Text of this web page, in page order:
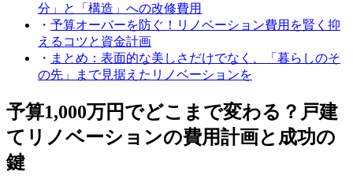
分」と「構造」への改修費用
・ 予算オーバーを防ぐ！リノベーション費用を賢く抑
えるコツと資金計画
・ まとめ：表面的な美しさだけでなく、「暮らしのそ
の先」まで見据えたリノベーションを
予算1,000万円でどこまで変わる？戸建
てリノベーションの費用計画と成功の
鍵